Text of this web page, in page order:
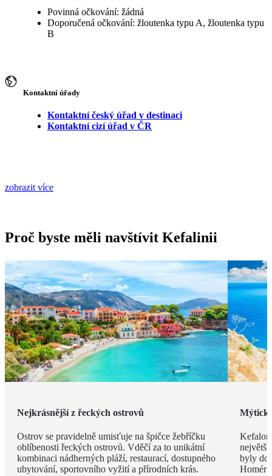
Povinná očkování: žádná
Doporučená očkování: žloutenka typu A, žloutenka typu
B
Kontaktní úřady
Kontaktní český úřad v destinaci
Kontaktní cizí úřad v ČR
zobrazit více
Proč byste měli navštívit Kefalinii
Nejkrásnější z řeckých ostrovů
Ostrov se pravidelně umisťuje na špičce žebříčku
oblíbenosti řeckých ostrovů. Vděčí za to unikátní
kombinaci nádherných pláží, restaurací, dostupného
ubytování, sportovního vyžití a přírodních krás.
největší
byly
Homér